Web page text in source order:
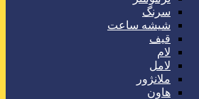
سرنگ
شیشه ساعت
قیف
لام
لامل
ملانژور
هاون